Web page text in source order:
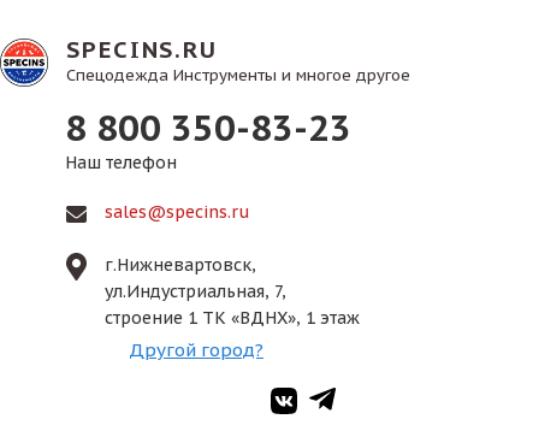
SPECINS.RU
Спецодежда Инструменты и многое другое
8 800 350-83-23
Наш телефон
sales@specins.ru
г.Нижневартовск,
ул.Индустриальная, 7,
строение 1 ТК «ВДНХ», 1 этаж
Другой город?